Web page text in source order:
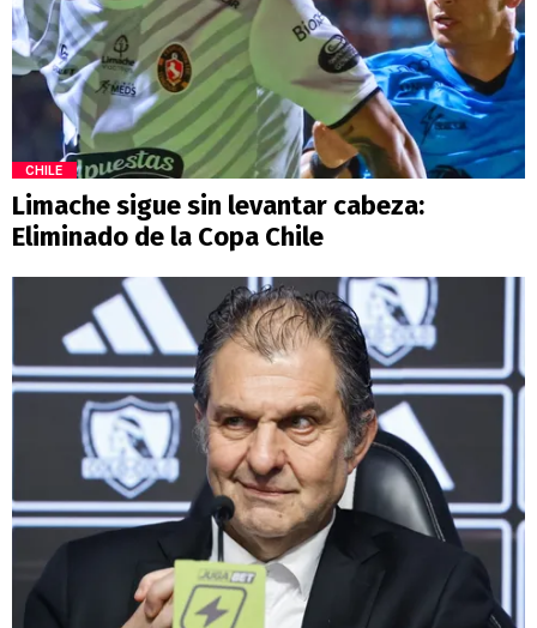
CHILE
Limache sigue sin levantar cabeza:
Eliminado de la Copa Chile